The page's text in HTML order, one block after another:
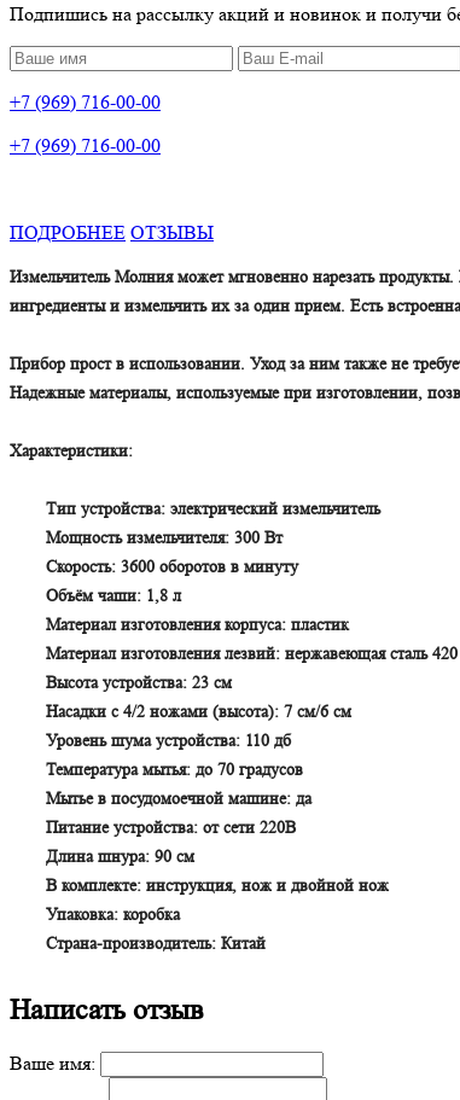
Подпишись на рассылку акций и новинок и получи
+7 (969) 716-00-00
+7 (969) 716-00-00
ПОДРОБНЕЕ ОТЗЫВЫ
Измельчитель Молния может мгновенно нарезать
ингредиенты и измельчить их за один прием. Есть
Прибор прост в использовании. Уход за ним также не
Надежные материалы, используемые при изготовлении,
Характеристики:
Тип устройства: электрический измельчитель
Мощность измельчителя: 300 Вт
Скорость: 3600 оборотов в минуту
Объём чаши: 1,8 л
Материал изготовления корпуса: пластик
Материал изготовления лезвий: нержавеющая сталь 420
Высота устройства: 23 см
Насадки с 4/2 ножами (высота): 7 см/6 см
Уровень шума устройства: 110 дб
Температура мытья: до 70 градусов
Мытье в посудомоечной машине: да
Питание устройства: от сети 220В
Длина шнура: 90 см
В комплекте: инструкция, нож и двойной нож
Упаковка: коробка
Страна-производитель: Китай
Написать отзыв
Ваше имя: